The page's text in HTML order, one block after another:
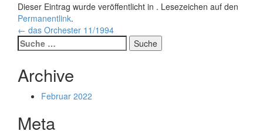
Dieser Eintrag wurde veröffentlicht in . Lesezeichen auf den
Permanentlink.
Beitrags-
Navigation
← das Orchester 11/1994
Suche
nach:
Archive
Februar 2022
Meta